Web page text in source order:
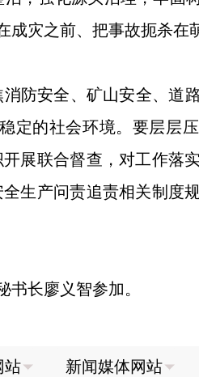
灾之前、把事故扼杀在
防安全、矿山安全、道
定的社会环境。要层层
展联合督查，对工作落
生产问责追责相关制度
长廖义智参加。